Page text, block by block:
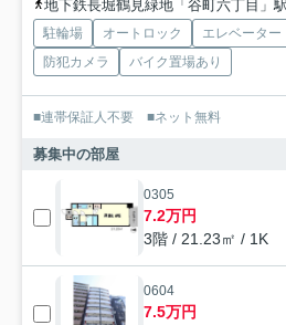
地下鉄長堀鶴見緑地「谷町六丁目」
駐輪場 オートロック エレベーター
防犯カメラ
バイク置場あり
■連帯保証人不要 ■ネット無料
募集中の部屋
0305
7.2万円
3階 / 21.23㎡ / 1K
0604
7.5万円